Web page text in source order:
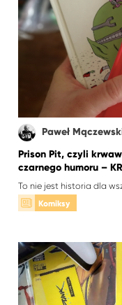
Paweł
Prison Pit, czyli
czarnego humoru –
To nie jest historia dla
Komiksy